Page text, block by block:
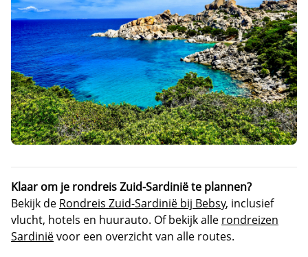
Klaar om je rondreis Zuid-Sardinië te plannen?
Bekijk de Rondreis Zuid-Sardinië bij Bebsy, inclusief
vlucht, hotels en huurauto. Of bekijk alle rondreizen
Sardiniëvoor een overzicht van alle routes.